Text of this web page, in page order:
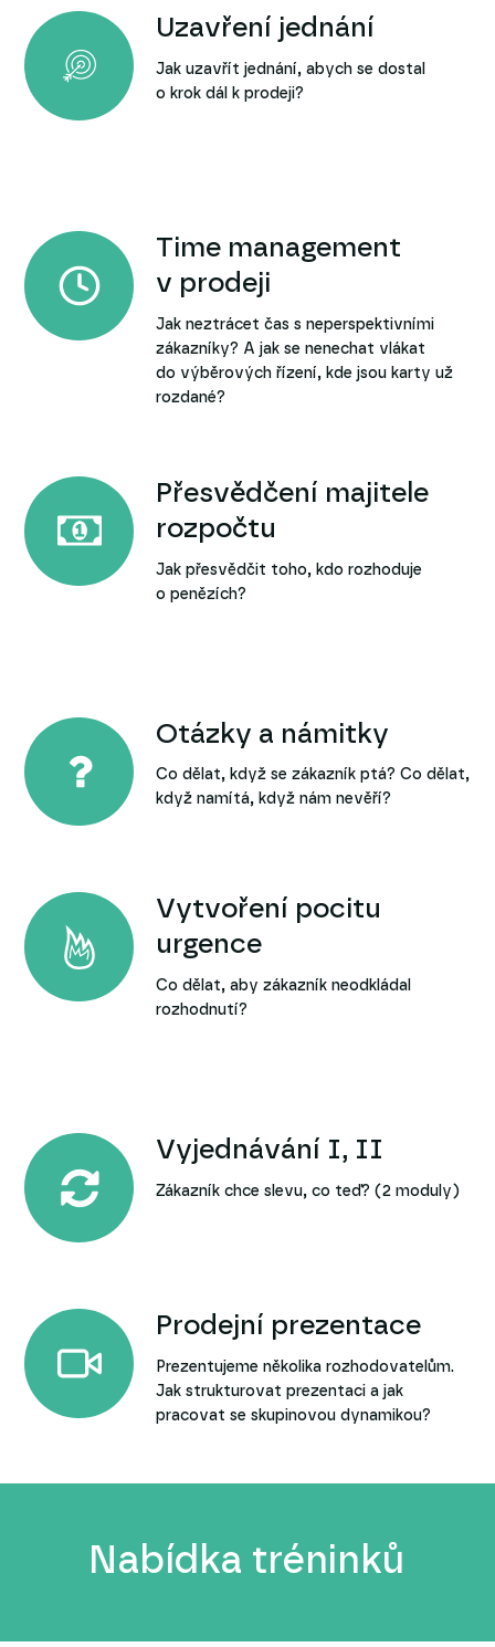
Uzavření jednání
Jak uzavřít jednání, abych se dostal
o krok dál k prodeji?
Time management
v prodeji
Jak neztrácet čas s neperspektivními
zákazníky? A jak se nenechat vlákat
do výběrových řízení, kde jsou karty už
rozdané?
Přesvědčení majitele
rozpočtu
Jak přesvědčit toho, kdo rozhoduje
o penězích?
Otázky a námitky
Co dělat, když se zákazník ptá? Co dělat,
když namítá, když nám nevěří?
Vytvoření pocitu
urgence
Co dělat, aby zákazník neodkládal
rozhodnutí?
Vyjednávání I, II
Zákazník chce slevu, co teď? (2 moduly)
Prodejní prezentace
Prezentujeme několika rozhodovatelům.
Jak strukturovat prezentaci a jak
pracovat se skupinovou dynamikou?
Nabídka tréninků